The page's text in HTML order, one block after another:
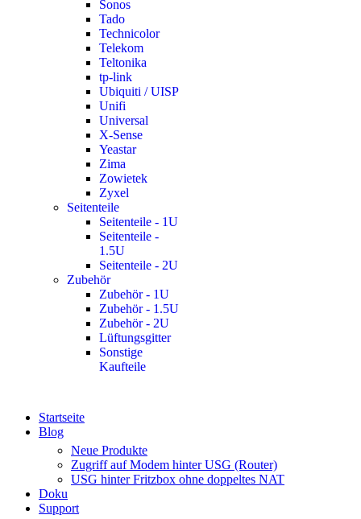
Sonos
Tado
Technicolor
Telekom
Teltonika
tp-link
Ubiquiti / UISP
Unifi
Universal
X-Sense
Yeastar
Zima
Zowietek
Zyxel
Seitenteile
Seitenteile - 1U
Seitenteile -
1.5U
Seitenteile - 2U
Zubehör
Zubehör - 1U
Zubehör - 1.5U
Zubehör - 2U
Lüftungsgitter
Sonstige
Kaufteile
Startseite
Blog
Neue Produkte
Zugriff auf Modem hinter USG (Router)
USG hinter Fritzbox ohne doppeltes NAT
Doku
Support